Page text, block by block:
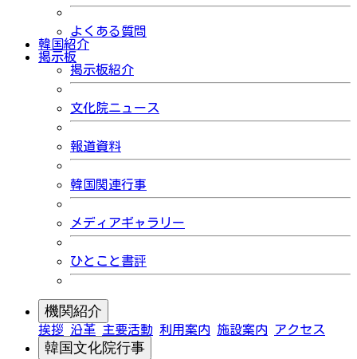
よくある質問
韓国紹介
掲示板
掲示板紹介
文化院ニュース
報道資料
韓国関連行事
メディアギャラリー
ひとこと書評
機関紹介
挨拶 沿革 主要活動 利用案内 施設案内 アクセス
韓国文化院行事